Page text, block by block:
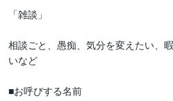
「雑談」
相談ごと、愚痴、気分を変えたい、
いなど
■お呼びする名前